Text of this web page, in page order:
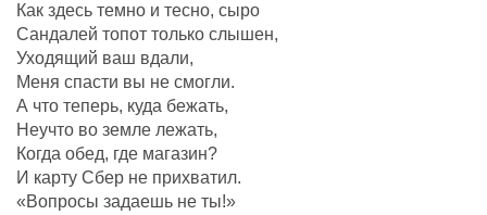
Как здесь темно и тесно, сыро
Сандалей топот только слышен,
Уходящий ваш вдали,
Меня спасти вы не смогли.
А что теперь, куда бежать,
Неучто во земле лежать,
Когда обед, где магазин?
И карту Сбер не прихватил.
«Вопросы задаешь не ты!»